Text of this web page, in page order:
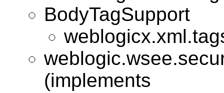
BodyTagSupport
(implements